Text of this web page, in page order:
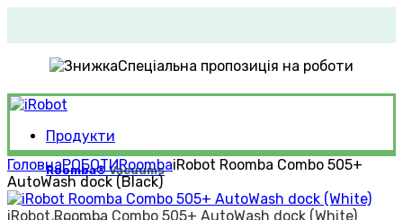
Спеціальна пропозиція на роботи
Продукти
Roomba®Vacuums
ГоловнаРOБОТИRoombaiRobot Roomba Combo 505+
AutoWash dock (Black)
iRobot Roomba Combo 505+ AutoWash dock (White)